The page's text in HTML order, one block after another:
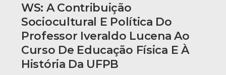
WS: A Contribuição
Sociocultural E Política Do
Professor Iveraldo Lucena Ao
Curso De Educação Física E À
História Da UFPB